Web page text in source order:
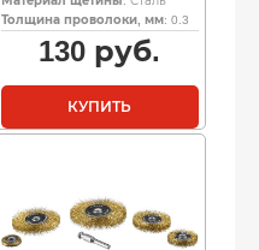
Толщина проволоки, мм: 0.3
130 руб.
КУПИТЬ